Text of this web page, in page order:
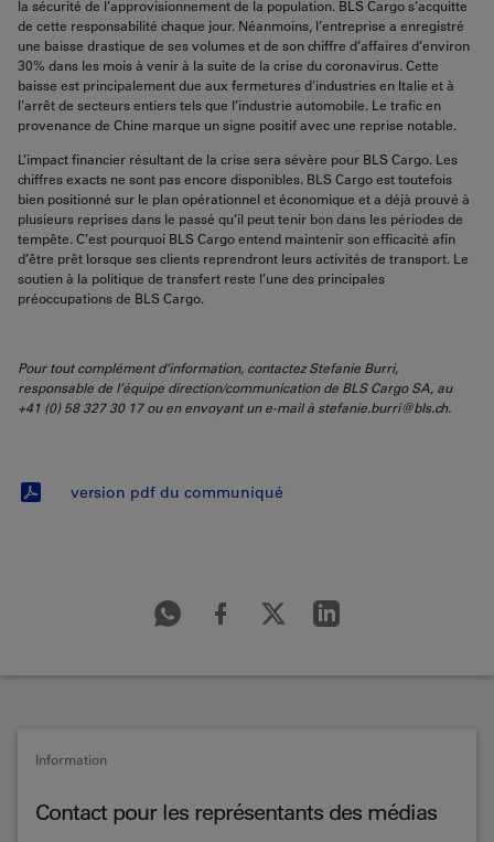
la sécurité de l’approvisionnement de la population. BLS Cargo s’acquitte
de cette responsabilité chaque jour. Néanmoins, l’entreprise a enregistré
une baisse drastique de ses volumes et de son chiffre d’affaires d’environ
30% dans les mois à venir à la suite de la crise du coronavirus. Cette
baisse est principalement due aux fermetures d'industries en Italie et à
l'arrêt de secteurs entiers tels que l’industrie automobile. Le trafic en
provenance de Chine marque un signe positif avec une reprise notable.
L’impact financier résultant de la crise sera sévère pour BLS Cargo. Les
chiffres exacts ne sont pas encore disponibles. BLS Cargo est toutefois
bien positionné sur le plan opérationnel et économique et a déjà prouvé à
plusieurs reprises dans le passé qu’il peut tenir bon dans les périodes de
tempête. C’est pourquoi BLS Cargo entend maintenir son efficacité afin
d’être prêt lorsque ses clients reprendront leurs activités de transport. Le
soutien à la politique de transfert reste l’une des principales
préoccupations de BLS Cargo.
Pour tout complément d’information, contactez Stefanie Burri,
responsable de l’équipe direction/communication de BLS Cargo SA, au
+41 (0) 58 327 30 17 ou en envoyant un e-mail à stefanie.burri@bls.ch.
version pdf du communiqué
Information
Contact pour les représentants des médias